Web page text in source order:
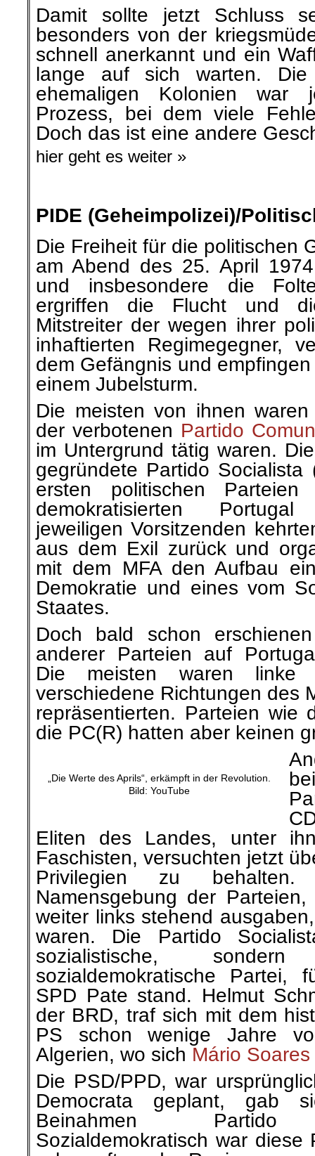
Damit sollte jetzt Schluss
besonders von der
schnell anerkannt und ein
lange auf sich warten. Die
ehemaligen Kolonien war
Prozess, bei dem viele
Doch das ist eine andere
hier geht es weiter »
PIDE (Geheimpolizei)/
Die Freiheit für die politischen
am Abend des 25. April
und insbesondere die
ergriffen die Flucht und
Mitstreiter der wegen ihrer
inhaftierten Regimegegner,
dem Gefängnis und
einem Jubelsturm.
Die meisten von ihnen
der verbotenen Partido
im Untergrund tätig waren.
gegründete Partido
ersten politischen
demokratisierten
jeweiligen Vorsitzenden
aus dem Exil zurück und
mit dem MFA den Aufbau
Demokratie und eines vom
Staates.
Doch bald schon
anderer Parteien auf
Die meisten waren linke
verschiedene Richtungen des
repräsentierten. Parteien wie
die PC(R) hatten aber keinen
„Die Werte des Aprils“, erkämpft in der Revolution.
Bild: YouTube
Eliten des Landes, unter
Faschisten, versuchten jetzt
Privilegien zu
Namensgebung der
weiter links stehend
waren. Die Partido
sozialistische,
sozialdemokratische Partei,
SPD Pate stand. Helmut
der BRD, traf sich mit dem
PS schon wenige Jahre
Algerien, wo sich Mário Soares
Die PSD/PPD, war
Democrata geplant, gab
Beinahmen Partido
Sozialdemokratisch war diese